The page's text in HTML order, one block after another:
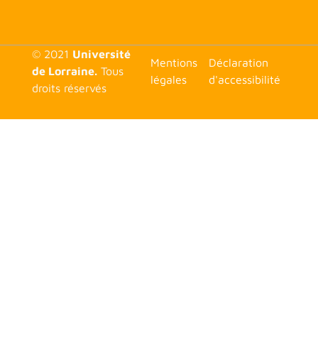
© 2021 Université
de Lorraine.Tous
droits réservés
<none>
Mentions
légales
Déclaration
d'accessibilité